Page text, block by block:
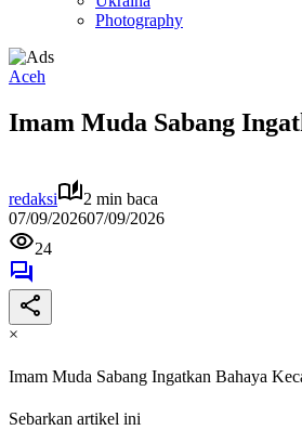
Photography
Aceh
Imam Muda Sabang
redaksi
2 min baca
07/09/202607/09/2026
24
×
Imam Muda Sabang Ingatkan Bahaya
Sebarkan artikel ini